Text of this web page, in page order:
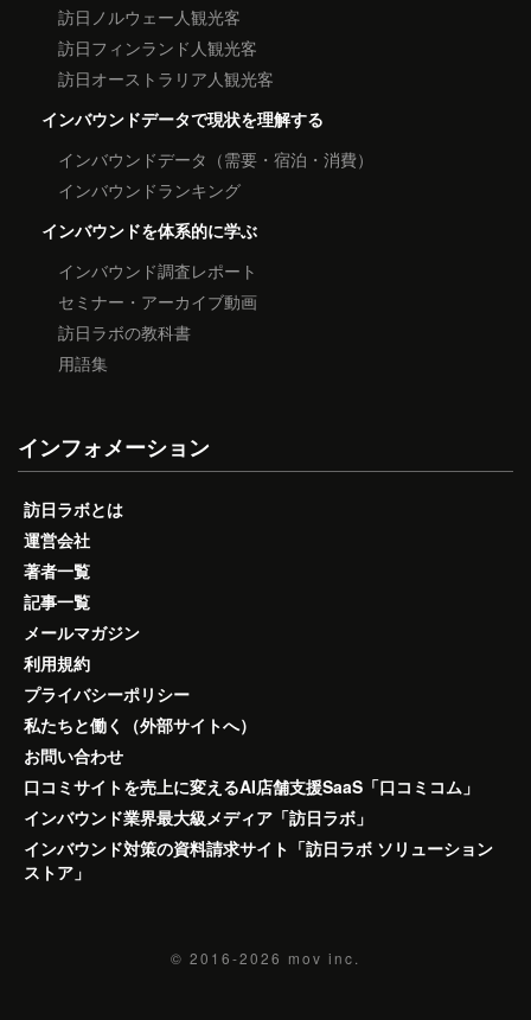
訪日ノルウェー人観光客
訪日フィンランド人観光客
訪日オーストラリア人観光客
インバウンドデータで現状を理解する
インバウンドデータ（需要・宿泊・消費）
インバウンドランキング
インバウンドを体系的に学ぶ
インバウンド調査レポート
セミナー・アーカイブ動画
訪日ラボの教科書
用語集
インフォメーション
訪日ラボとは
運営会社
著者一覧
記事一覧
メールマガジン
利用規約
プライバシーポリシー
私たちと働く（外部サイトへ）
お問い合わせ
口コミサイトを売上に変えるAI店舗支援SaaS「口コミコム」
インバウンド業界最大級メディア「訪日ラボ」
インバウンド対策の資料請求サイト「訪日ラボ ソリューション
ストア」
© 2016-2026 mov inc.